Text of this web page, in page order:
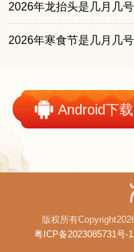
2026年龙抬头是几月几号
2026年寒食节是几月几号
Android下载
版权所有
粤ICP备2023085731号-